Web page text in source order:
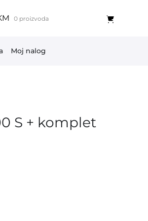
0 proizvoda
Moj nalog
S + komplet